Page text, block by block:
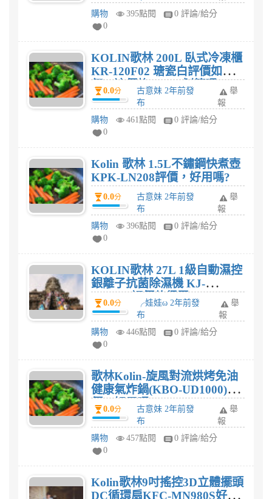
購物
395點閱
0 評論/給分
0
KOLIN歌林 200L 臥式冷凍櫃
KR-120F02 瑭瓷白評價如
何，這價格$8,001划算嗎?
0.0分
古意妹 2年前發
布
舉
報
購物
461點閱
0 評論/給分
0
Kolin 歌林 1.5L不鏽鋼快煮壺
KPK-LN208評價，好用嗎?
0.0分
古意妹 2年前發
布
舉
報
購物
396點閱
0 評論/給分
0
KOLIN歌林 27L 1級自動濕控
銀離子抗菌除濕機 KJ-
A2711B評價值得買?
0.0分
╭娃娃ω 2年前發
布
舉
報
購物
446點閱
0 評論/給分
0
歌林Kolin-旋風對流烘烤免油
健康氣炸鍋(KBO-UD1000)評
價，好用嗎?
0.0分
古意妹 2年前發
布
舉
報
購物
457點閱
0 評論/給分
0
Kolin歌林9吋搖控3D立體擺頭
DC循環扇KFC-MN980S好用